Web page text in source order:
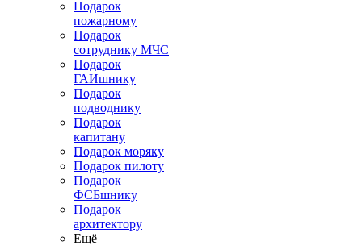
Подарок
пожарному
Подарок
сотруднику МЧС
Подарок
ГАИшнику
Подарок
подводнику
Подарок
капитану
Подарок моряку
Подарок пилоту
Подарок
ФСБшнику
Подарок
архитектору
Ещё